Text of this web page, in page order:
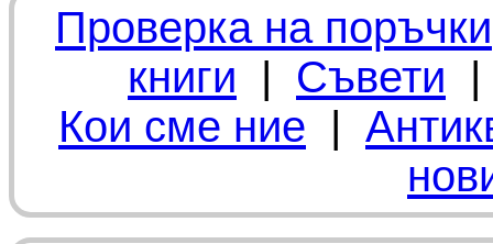
Проверка на поръчки
книги | Съвети
Кои сме ние |